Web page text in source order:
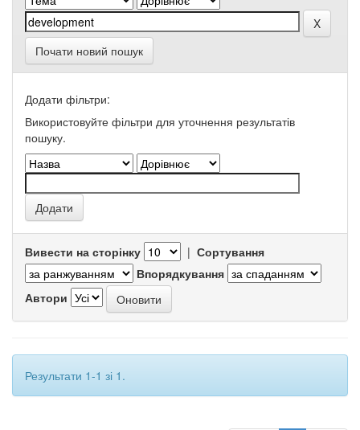
Почати новий пошук
Додати фільтри:
Використовуйте фільтри для уточнення результатів
пошуку.
Вивести на сторінку | Сортування
Впорядкування
Автори
Результати 1-1 зі 1.